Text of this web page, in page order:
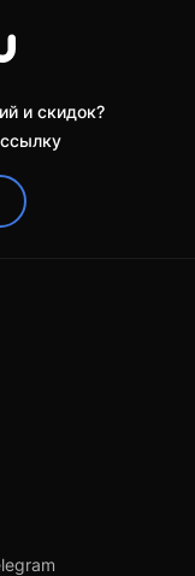
и скидок?